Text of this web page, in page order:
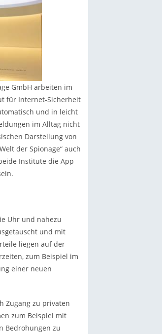
GmbH arbeiten im
für Internet-Sicherheit
und in leicht
im Alltag nicht
Darstellung von
der Spionage“ auch
Institute die App
Uhr und nahezu
und mit
liegen auf der
zum Beispiel im
einer neuen
Zugang zu privaten
zum Beispiel mit
Bedrohungen zu